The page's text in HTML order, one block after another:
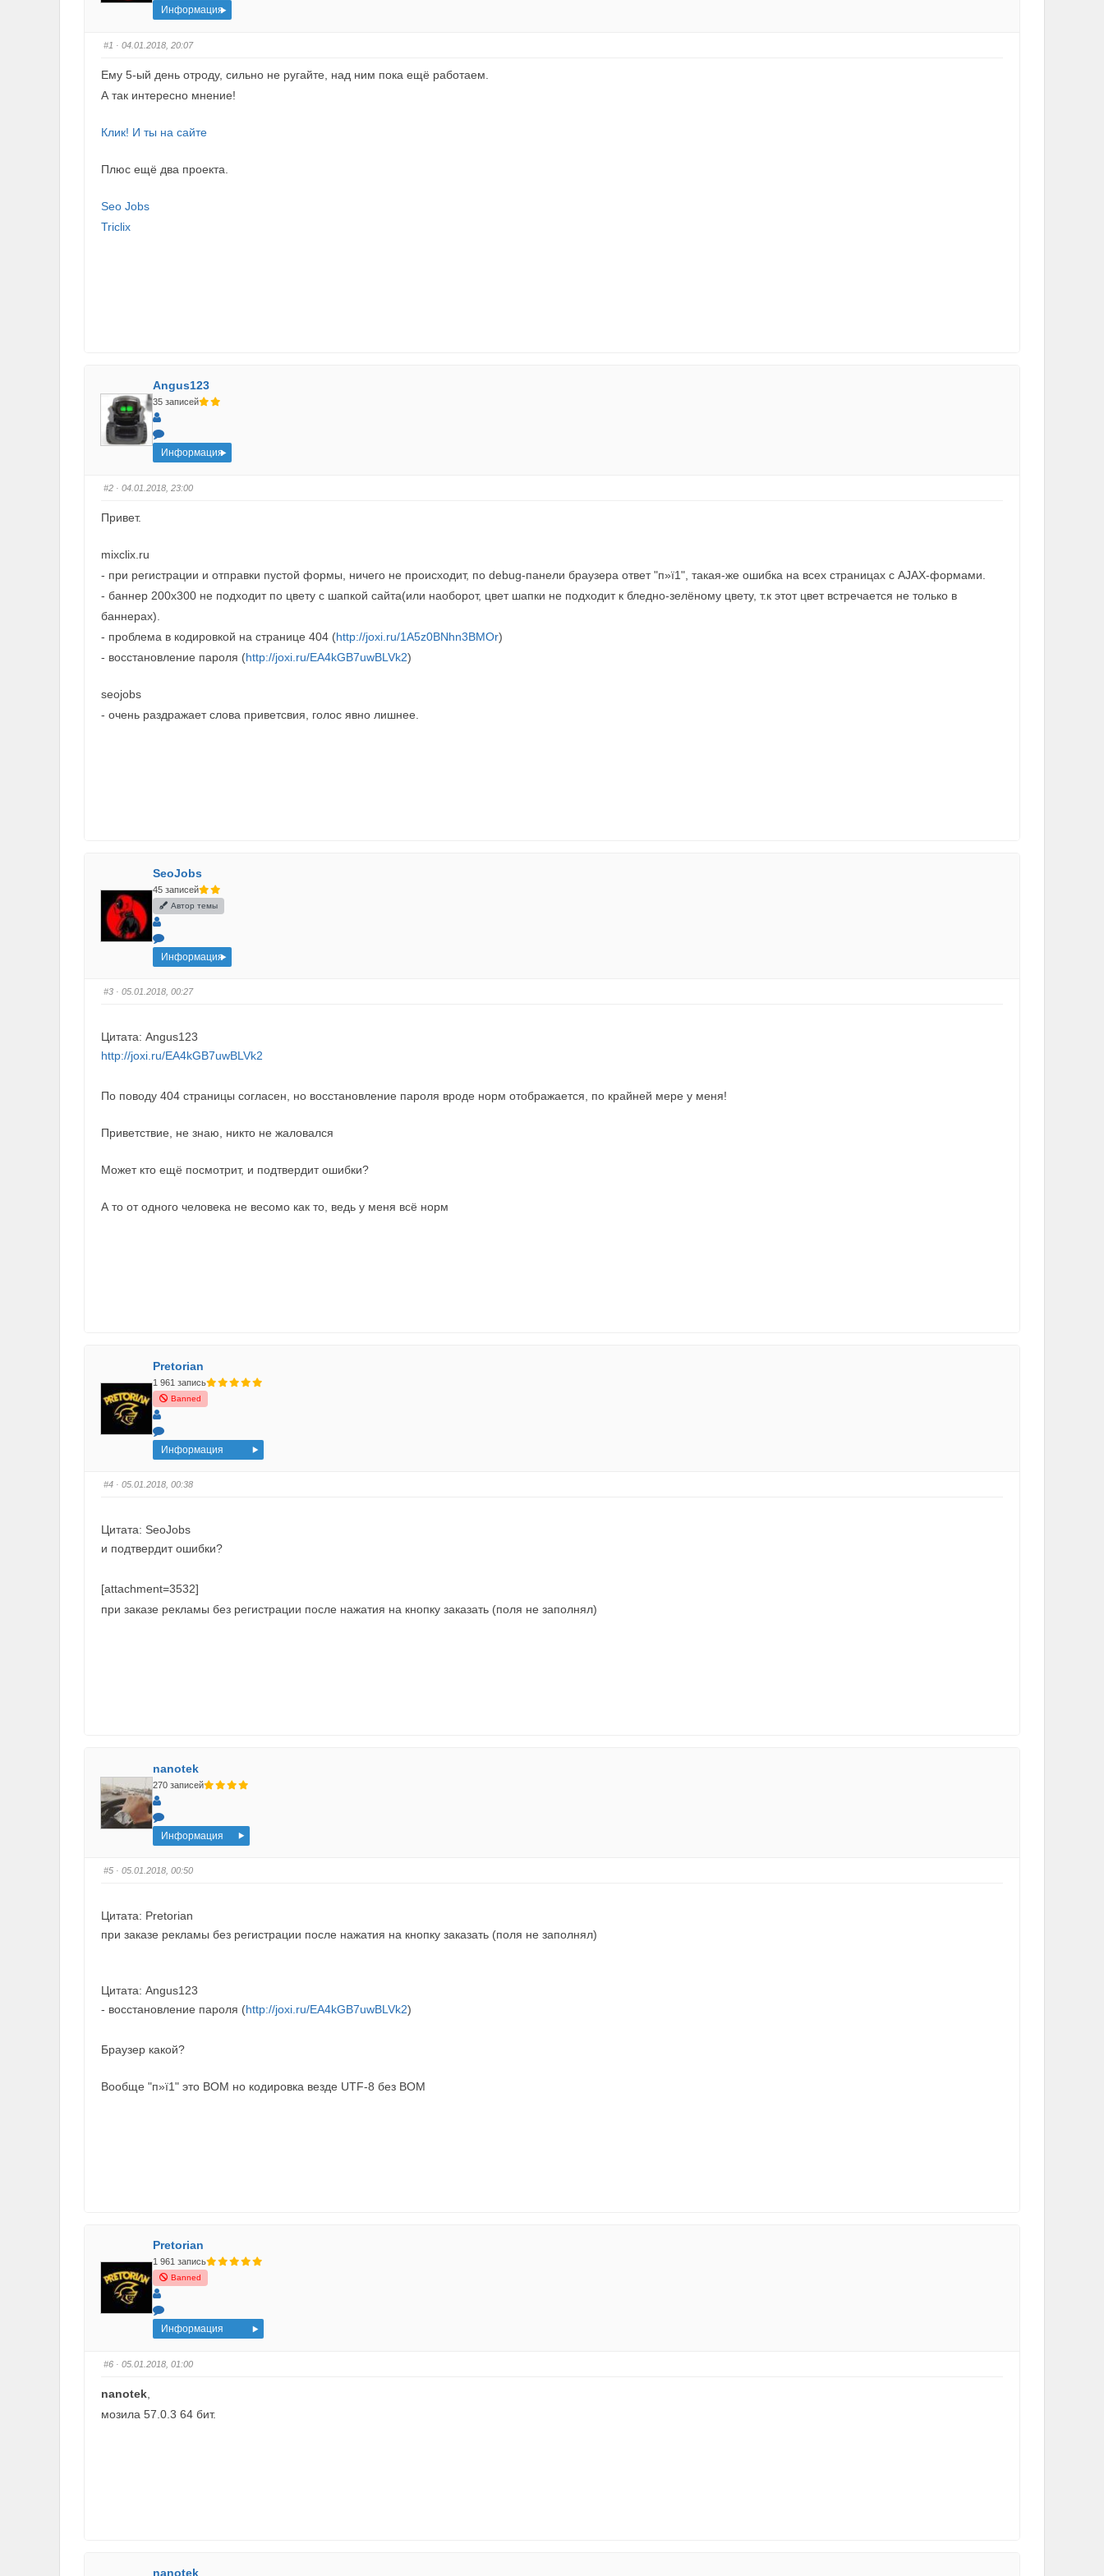
Информация
#1 · 04.01.2018, 20:07
Ему 5-ый день отроду, сильно не ругайте, над ним пока ещё работаем.
А так интересно мнение!
Клик! И ты на сайте
Плюс ещё два проекта.
Seo Jobs
Triclix
Angus123
35 записей
Информация
#2 · 04.01.2018, 23:00
Привет.
mixclix.ru
- при регистрации и отправки пустой формы, ничего не происходит, по debug-панели браузера ответ "п»ї1", такая-же ошибка на всех страницах с AJAX-формами.
- баннер 200х300 не подходит по цвету с шапкой сайта(или наоборот, цвет шапки не подходит к бледно-зелёному цвету, т.к этот цвет встречается не только в
баннерах).
- проблема в кодировкой на странице 404 (http://joxi.ru/1A5z0BNhn3BMOr)
- восстановление пароля (http://joxi.ru/EA4kGB7uwBLVk2)
seojobs
- очень раздражает слова приветсвия, голос явно лишнее.
SeoJobs
45 записей
Автор темы
Информация
#3 · 05.01.2018, 00:27
Цитата: Angus123
http://joxi.ru/EA4kGB7uwBLVk2
По поводу 404 страницы согласен, но восстановление пароля вроде норм отображается, по крайней мере у меня!
Приветствие, не знаю, никто не жаловался
Может кто ещё посмотрит, и подтвердит ошибки?
А то от одного человека не весомо как то, ведь у меня всё норм
Pretorian
1 961 запись
Banned
Информация
#4 · 05.01.2018, 00:38
Цитата: SeoJobs
и подтвердит ошибки?
[attachment=3532]
при заказе рекламы без регистрации после нажатия на кнопку заказать (поля не заполнял)
nanotek
270 записей
Информация
#5 · 05.01.2018, 00:50
Цитата: Pretorian
при заказе рекламы без регистрации после нажатия на кнопку заказать (поля не заполнял)
Цитата: Angus123
- восстановление пароля (http://joxi.ru/EA4kGB7uwBLVk2)
Браузер какой?
Вообще "п»ї1" это BOM но кодировка везде UTF-8 без BOM
Pretorian
1 961 запись
Banned
Информация
#6 · 05.01.2018, 01:00
nanotek
мозила 57.0.3 64 бит.
nanotek